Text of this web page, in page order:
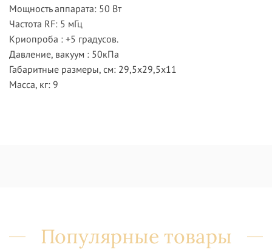
Мощность аппарата: 50 Вт
Частота RF: 5 мГц
Криопроба : +5 градусов.
Давление, вакуум : 50кПа
Габаритные размеры, см: 29,5х29,5х11
Масса, кг: 9
Популярные товары